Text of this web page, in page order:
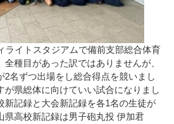
ライトスタジアムで備前支部総合体育
種目があった訳ではありませんが、
2名ずつ出場をし総合得点を競いまし
が県総体に向けていい試合になりまし
新記録と大会新記録を各1名の生徒が
県高校新記録は男子砲丸投 伊加君